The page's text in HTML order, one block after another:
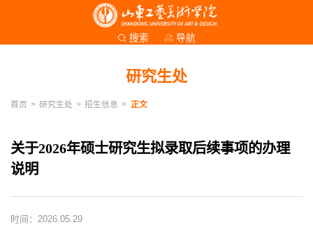
搜索 导航
研究生处
首页 > 研究生处 > 招生信息 > 正文
关于2026年硕士研究生拟录取后续事项的办理
说明
时间：2026.05.29